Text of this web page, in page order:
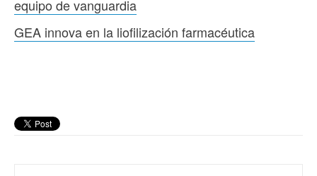
equipo de vanguardia
GEA innova en la liofilización farmacéutica